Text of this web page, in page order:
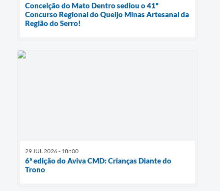
Conceição do Mato Dentro sediou o 41º
Concurso Regional do Queijo Minas Artesanal da
Região do Serro!
29 JUL 2026 - 18h00
6ª edição do Aviva CMD: Crianças Diante do
Trono